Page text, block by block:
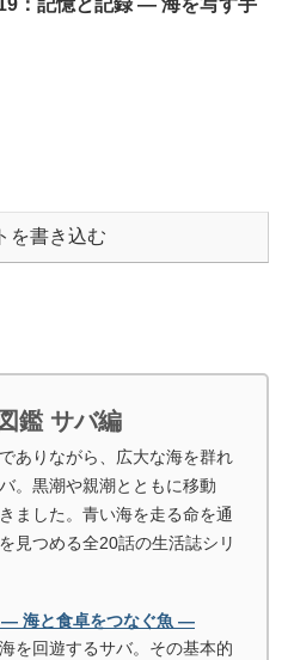
：記憶と記録 ― 海を写す手
を書き込む
鑑 サバ編
ありながら、広大な海を群れ
。黒潮や親潮とともに移動
ました。青い海を走る命を通
見つめる全20話の生活誌シリ
海と食卓をつなぐ魚 ―
を回遊するサバ。その基本的